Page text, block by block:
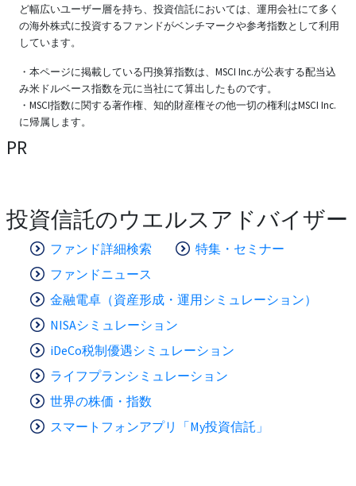
ど幅広いユーザー層を持ち、投資信託においては、運用会社にて多く
の海外株式に投資するファンドがベンチマークや参考指数として利用
しています。
・本ページに掲載している円換算指数は、MSCI Inc.が公表する配当込
み米ドルベース指数を元に当社にて算出したものです。
・MSCI指数に関する著作権、知的財産権その他一切の権利はMSCI Inc.
に帰属します。
PR
投資信託のウエルスアドバイザー
ファンド詳細検索
特集・セミナー
ファンドニュース
金融電卓（資産形成・運用シミュレーション）
NISAシミュレーション
iDeCo税制優遇シミュレーション
ライフプランシミュレーション
世界の株価・指数
スマートフォンアプリ「My投資信託」